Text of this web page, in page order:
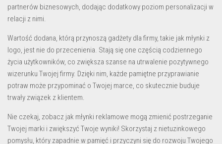
partnerów biznesowych, dodając dodatkowy poziom personalizacji w
relacji z nimi.
Wartość dodana, którą przynoszą gadżety dla firmy, takie jak młynki z
logo, jest nie do przecenienia. Stają się one częścią codziennego
życia użytkowników, co zwiększa szanse na utrwalenie pozytywnego
wizerunku Twojej firmy. Dzięki nim, każde pamiętne przyprawianie
potraw może przypominać o Twojej marce, co skutecznie buduje
trwały związek z klientem.
Nie czekaj, zobacz jak młynki reklamowe mogą zmienić postrzeganie
Twojej marki i zwiększyć Twoje wyniki! Skorzystaj z nietuzinkowego
pomysłu, który zapadnie w pamięć i przyczyni się do rozwoju Twojego